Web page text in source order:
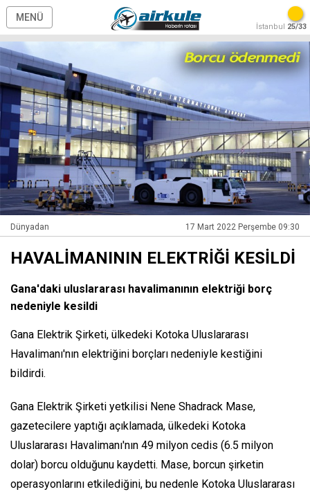
MENÜ
İstanbul 25/33
Dünyadan 17 Mart 2022 Perşembe 09:30
HAVALİMANININ ELEKTRİĞİ KESİLDİ
Gana'daki uluslararası havalimanının elektriği borç
nedeniyle kesildi
Gana Elektrik Şirketi, ülkedeki Kotoka Uluslararası
Havalimanı'nın elektriğini borçları nedeniyle kestiğini
bildirdi.
Gana Elektrik Şirketi yetkilisi Nene Shadrack Mase,
gazetecilere yaptığı açıklamada, ülkedeki Kotoka
Uluslararası Havalimanı'nın 49 milyon cedis (6.5 milyon
dolar) borcu olduğunu kaydetti. Mase, borcun şirketin
operasyonlarını etkilediğini, bu nedenle Kotoka Uluslararası